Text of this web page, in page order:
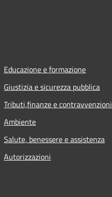
Educazione e formazione
Giustizia e sicurezza pubblica
Tributi,finanze e contravvenzioni
Ambiente
Salute, benessere e assistenza
Autorizzazioni